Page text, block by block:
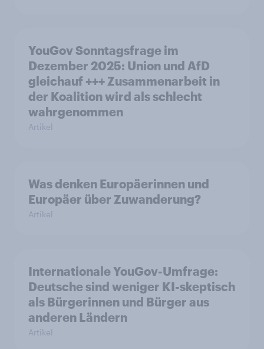
YouGov Sonntagsfrage im
Dezember 2025: Union und AfD
gleichauf +++ Zusammenarbeit in
der Koalition wird als schlecht
wahrgenommen
Artikel
Was denken Europäerinnen und
Europäer über Zuwanderung?
Artikel
Internationale YouGov-Umfrage:
Deutsche sind weniger KI-skeptisch
als Bürgerinnen und Bürger aus
anderen Ländern
Artikel